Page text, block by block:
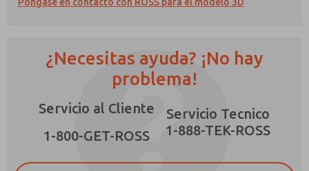
¿Necesitas ayuda? ¡No hay
problema!
Servicio al Cliente
1-800-GET-ROSS
Servicio Tecnico
1-888-TEK-ROSS
Envíenme actualizaciones periódicas sobre
*Sí, he leído la política de privacidad y acepto
que los datos que proporcione se recopilarán
y almacenarán electrónicamente. Mis datos se
destinados a procesar y responder a mi
solicitud. Al enviar el formulario de contacto,
acepto el procesamiento.
×